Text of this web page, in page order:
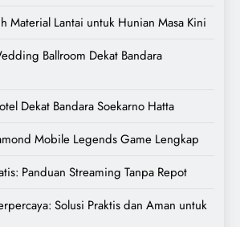
Material Lantai untuk Hunian Masa Kini
Ballroom Dekat Bandara
Dekat Bandara Soekarno Hatta
Mobile Legends Game Lengkap
Panduan Streaming Tanpa Repot
Solusi Praktis dan Aman untuk